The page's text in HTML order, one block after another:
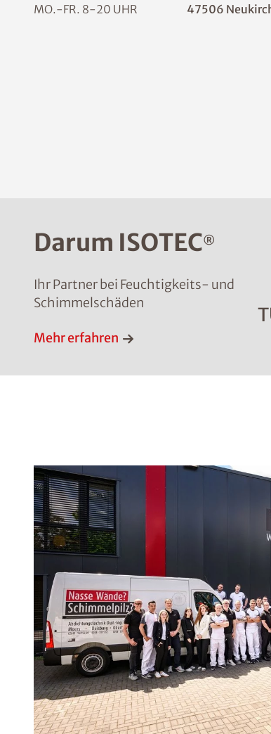
MO.-FR. 8-20 UHR
47506
Darum ISOTEC®
Ihr Partner bei Feuchtigkeits- und
Schimmelschäden
Mehr erfahren